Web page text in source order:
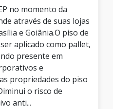
no momento da
através de suas lojas
e Goiânia.O piso de
aplicado como pallet,
presente em
e
propriedades do piso
o risco de
anti...